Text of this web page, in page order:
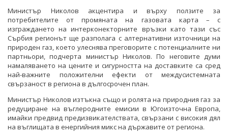
Министър Николов акцентира и върху ползите за
потребителите от промяната на газовата карта – с
изграждането на интерконекторните връзки като тази със
Сърбия регионът ще разполага с алтернативни източници на
природен газ, което улеснява преговорите с потенциалните ни
партньори, подчерта министър Николов. По неговите думи
намаляването на цените и сигурността на доставките са сред
най-важните положителни ефекти от междусистемната
свързаност в региона в дългосрочен план.
Министър Николов изтъкна също и ролята на природния газ за
редуциране на въглеродните емисии в Югоизточна Европа,
имайки предвид предизвикателствата, свързани с високия дял
на въглищата в енергийния микс на държавите от региона.